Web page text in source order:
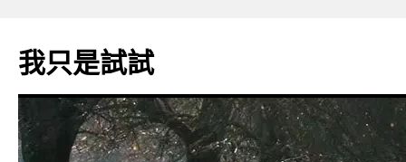
我只是試試